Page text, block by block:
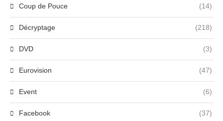
Coup de Pouce (14)
Décryptage (218)
DVD (3)
Eurovision (47)
Event (6)
Facebook (37)